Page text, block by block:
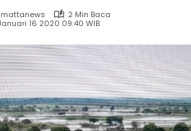
2 Min Baca
16 2020 09:40 WIB